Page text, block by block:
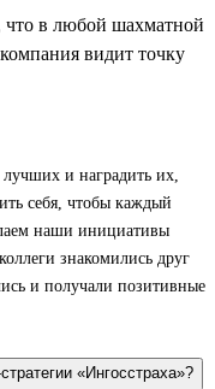
в любой шахматной
видит точку
и наградить их,
себя, чтобы каждый
наши инициативы
знакомились друг
и получали позитивные
«Ингосстраха»?